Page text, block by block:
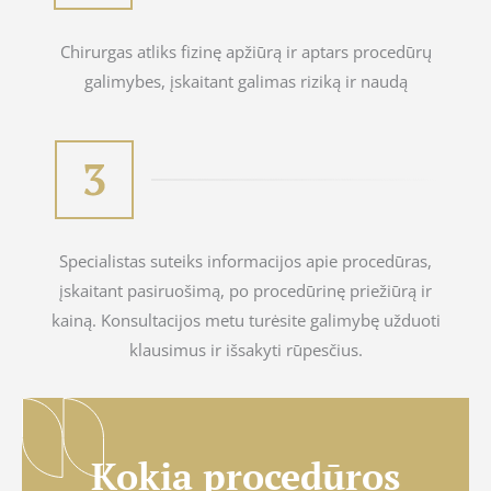
Chirurgas atliks fizinę apžiūrą ir aptars procedūrų
galimybes, įskaitant galimas riziką ir naudą
Specialistas suteiks informacijos apie procedūras,
įskaitant pasiruošimą, po procedūrinę priežiūrą ir
kainą. Konsultacijos metu turėsite galimybę užduoti
klausimus ir išsakyti rūpesčius.
Kokia procedūros